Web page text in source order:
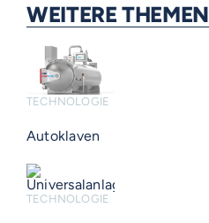
WEITERE THEMEN
TECHNOLOGIE
Autoklaven
TECHNOLOGIE